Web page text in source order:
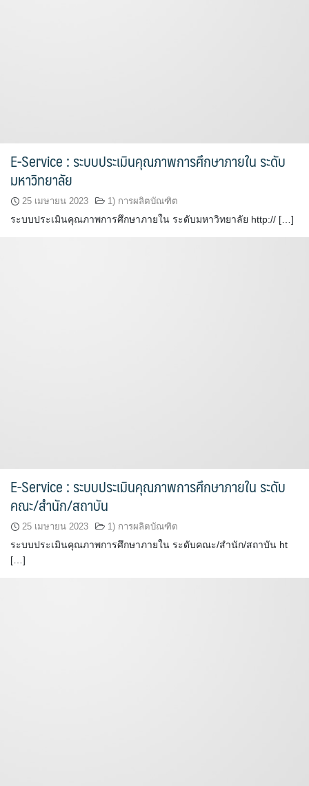
E-Service : ระบบประเมินคุณภาพการศึกษาภายใน ระดับ
มหาวิทยาลัย
25 เมษายน 2023 1) การผลิตบัณฑิต
ระบบประเมินคุณภาพการศึกษาภายใน ระดับมหาวิทยาลัย http:// […]
E-Service : ระบบประเมินคุณภาพการศึกษาภายใน ระดับ
คณะ/สำนัก/สถาบัน
25 เมษายน 2023 1) การผลิตบัณฑิต
ระบบประเมินคุณภาพการศึกษาภายใน ระดับคณะ/สำนัก/สถาบัน ht
[…]